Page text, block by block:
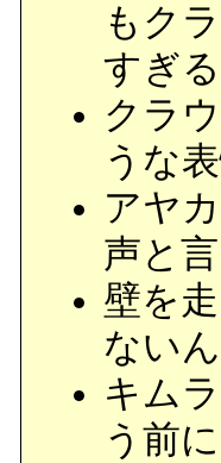
もク
すぎ
クラ
うな
アヤ
声と
壁を
ない
キム
う前